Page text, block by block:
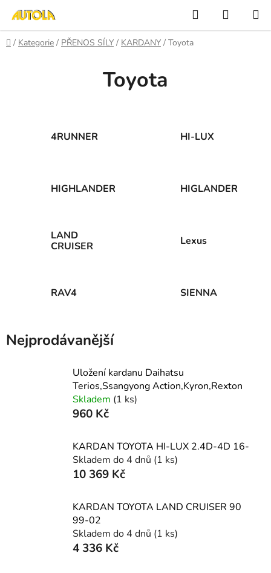
obsah
Hledat
KOŠÍK
Domů
/ Kategorie / PŘENOS SÍLY / KARDANY / Toyota
Toyota
4RUNNER HI-LUX
HIGHLANDER HIGLANDER
LAND
CRUISER
Lexus
RAV4 SIENNA
Nejprodávanější
Uložení kardanu Daihatsu
Terios,Ssangyong Action,Kyron,Rexton
Skladem (1 ks)
960 Kč
KARDAN TOYOTA HI-LUX 2.4D-4D 16-
Skladem do 4 dnů (1 ks)
10 369 Kč
KARDAN TOYOTA LAND CRUISER 90
99-02
Skladem do 4 dnů (1 ks)
4 336 Kč